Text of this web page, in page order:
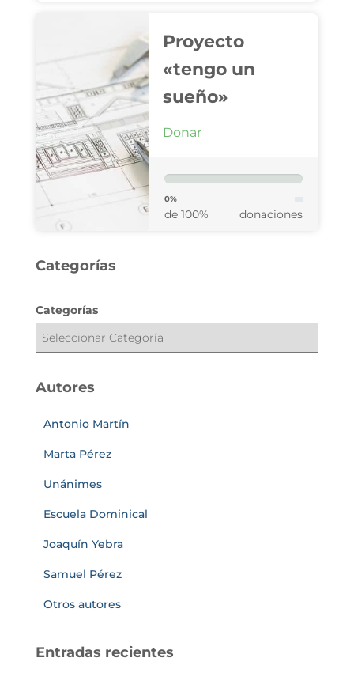
Proyecto
«tengo un
sueño»
Donar
0%
de 100% donaciones
Categorías
Categorías
Autores
Antonio Martín
Marta Pérez
Unánimes
Escuela Dominical
Joaquín Yebra
Samuel Pérez
Otros autores
Entradas recientes